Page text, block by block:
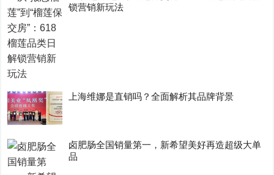
锁营销新玩法
上海维娜是直销吗？全面解析其品牌背景
卤肥肠全国销量第一，新希望美好再造超级大单
品